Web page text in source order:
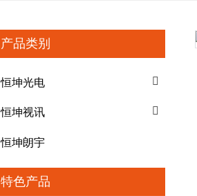
产品类别
恒坤光电
恒坤视讯
恒坤朗宇
特色产品
Loading...
Loading...